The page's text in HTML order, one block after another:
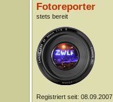
Fotoreporter
stets bereit
Registriert seit: 08.09.2007